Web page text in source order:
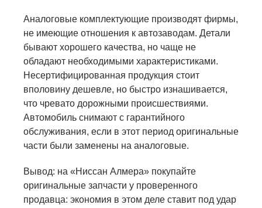
Аналоговые комплектующие производят фирмы,
не имеющие отношения к автозаводам. Детали
бывают хорошего качества, но чаще не
обладают необходимыми характеристиками.
Несертифицированная продукция стоит
вполовину дешевле, но быстро изнашивается,
что чревато дорожными происшествиями.
Автомобиль снимают с гарантийного
обслуживания, если в этот период оригинальные
части были заменены на аналоговые.
Вывод: на «Ниссан Алмера» покупайте
оригинальные запчасти у проверенного
продавца: экономия в этом деле ставит под удар